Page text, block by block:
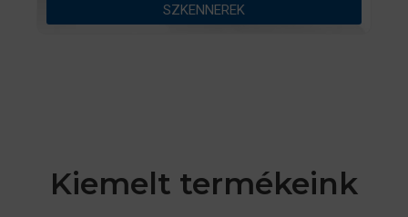
SZKENNEREK
Kiemelt termékeink